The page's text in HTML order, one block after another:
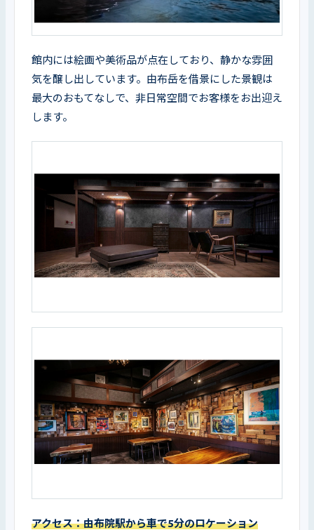
館内には絵画や美術品が点在しており、静かな雰囲
気を醸し出しています。由布岳を借景にした景観は
最大のおもてなしで、非日常空間でお客様をお出迎え
します。
アクセス：由布院駅から車で5分のロケーション